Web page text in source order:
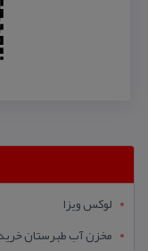
لوکس ویزا
مخزن آب طبرستان